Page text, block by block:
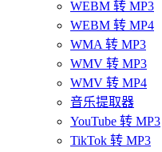
WEBM 转 MP3
WEBM 转 MP4
WMA 转 MP3
WMV 转 MP3
WMV 转 MP4
音乐提取器
YouTube 转 MP3
TikTok 转 MP3